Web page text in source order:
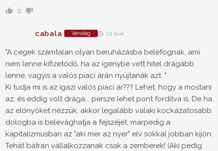
0
cabala Vendég 12 éve
"A cégek számtalan olyan beruházásba belefognak, ami
nem lenne kifizetődő, ha az igénybe vett hitel drágább
lenne, vagyis a valós piaci árán nyújtanák azt. "
Ki tudja mi is az igazi valós piaci ár??? Lehet, hogy a mostani
az, és eddig volt drága... persze lehet pont fordítva is. De ha
az előnyöket nézzük, akkor legalább valaki kockázatosabb
dologba is belevághatja a fejszéjét, márpedig a
kapitalizmusban az "aki mer az nyer" elv sokkal jobban kijön.
Tehát bátran vállalkozzanak csak a zemberek! (Aki pedig